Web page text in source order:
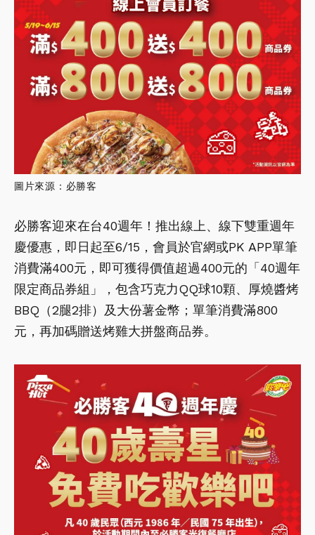
圖片來源：必勝客
必勝客迎來在台40週年！推出線上、線下雙重週年
慶優惠，即日起至6/15，會員於官網或PK APP單筆
消費滿400元，即可獲得價值超過400元的「40週年
限定商品券組」，包含巧克力QQ球10顆、厚燒醬烤
BBQ（2腿2排）及大份薯金幣；單筆消費滿800
元，再加碼贈送烤雞大拼盤商品券。